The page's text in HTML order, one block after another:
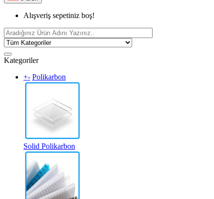
Alışveriş sepetiniz boş!
Kategoriler
+- Polikarbon
Solid Polikarbon